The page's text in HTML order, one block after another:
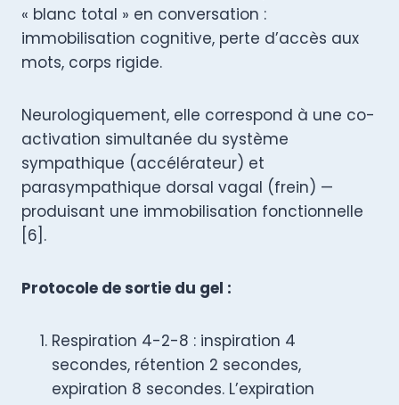
« blanc total » en conversation :
immobilisation cognitive, perte d’accès aux
mots, corps rigide.
Neurologiquement, elle correspond à une co-
activation simultanée du système
sympathique (accélérateur) et
parasympathique dorsal vagal (frein) —
produisant une immobilisation fonctionnelle
[6].
Protocole de sortie du gel :
Respiration 4-2-8 : inspiration 4
secondes, rétention 2 secondes,
expiration 8 secondes. L’expiration